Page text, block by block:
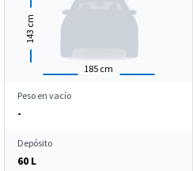
185 cm
143
cm
Peso en vacío
-
Depósito
60 L